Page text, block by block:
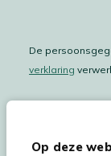
Op deze
De
verklaring
Hulp & service